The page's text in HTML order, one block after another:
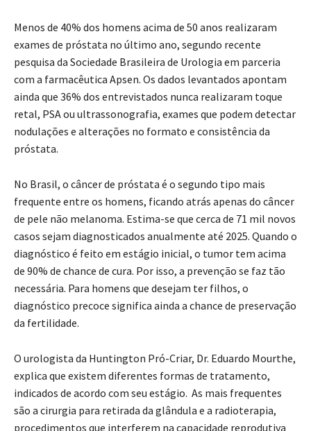
Menos de 40% dos homens acima de 50 anos realizaram
exames de próstata no último ano, segundo recente
pesquisa da Sociedade Brasileira de Urologia em parceria
com a farmacêutica Apsen. Os dados levantados apontam
ainda que 36% dos entrevistados nunca realizaram toque
retal, PSA ou ultrassonografia, exames que podem detectar
nodulações e alterações no formato e consistência da
próstata.
No Brasil, o câncer de próstata é o segundo tipo mais
frequente entre os homens, ficando atrás apenas do câncer
de pele não melanoma. Estima-se que cerca de 71 mil novos
casos sejam diagnosticados anualmente até 2025. Quando o
diagnóstico é feito em estágio inicial, o tumor tem acima
de 90% de chance de cura. Por isso, a prevenção se faz tão
necessária. Para homens que desejam ter filhos, o
diagnóstico precoce significa ainda a chance de preservação
da fertilidade.
O urologista da Huntington Pró-Criar, Dr. Eduardo Mourthe,
explica que existem diferentes formas de tratamento,
indicados de acordo com seu estágio. As mais frequentes
são a cirurgia para retirada da glândula e a radioterapia,
procedimentos que interferem na capacidade reprodutiva